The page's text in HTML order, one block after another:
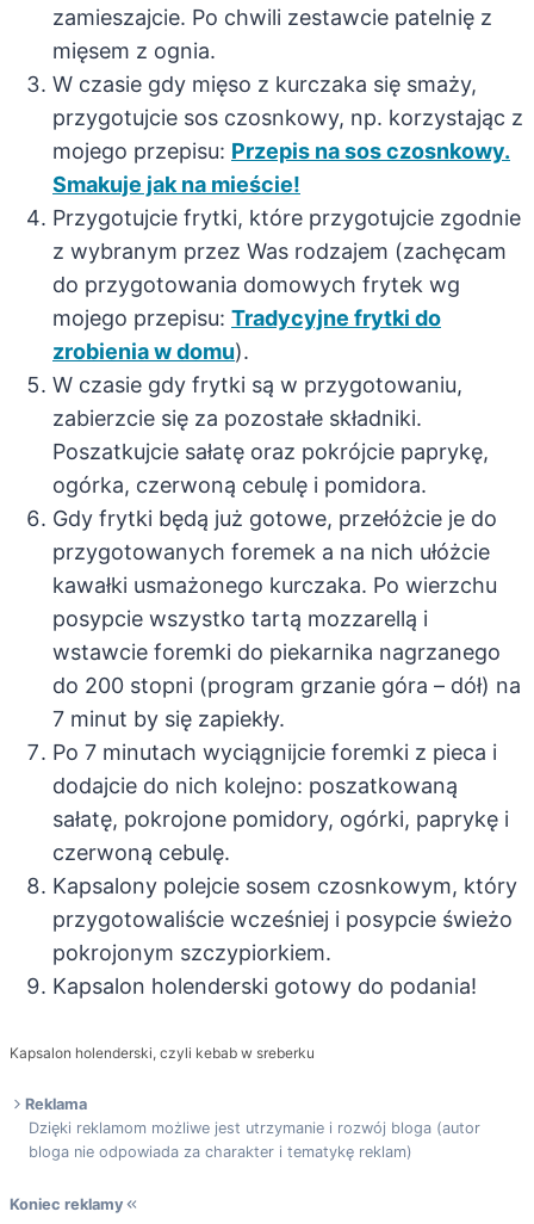
zamieszajcie. Po chwili zestawcie patelnię z
mięsem z ognia.
W czasie gdy mięso z kurczaka się smaży,
przygotujcie sos czosnkowy, np. korzystając z
mojego przepisu: Przepis na sos czosnkowy.
Smakuje jak na mieście!
Przygotujcie frytki, które przygotujcie zgodnie
z wybranym przez Was rodzajem (zachęcam
do przygotowania domowych frytek wg
mojego przepisu: Tradycyjne frytki do
zrobienia w domu).
W czasie gdy frytki są w przygotowaniu,
zabierzcie się za pozostałe składniki.
Poszatkujcie sałatę oraz pokrójcie paprykę,
ogórka, czerwoną cebulę i pomidora.
Gdy frytki będą już gotowe, przełóżcie je do
przygotowanych foremek a na nich ułóżcie
kawałki usmażonego kurczaka. Po wierzchu
posypcie wszystko tartą mozzarellą i
wstawcie foremki do piekarnika nagrzanego
do 200 stopni (program grzanie góra – dół) na
7 minut by się zapiekły.
Po 7 minutach wyciągnijcie foremki z pieca i
dodajcie do nich kolejno: poszatkowaną
sałatę, pokrojone pomidory, ogórki, paprykę i
czerwoną cebulę.
Kapsalony polejcie sosem czosnkowym, który
przygotowaliście wcześniej i posypcie świeżo
pokrojonym szczypiorkiem.
Kapsalon holenderski gotowy do podania!
Kapsalon holenderski, czyli kebab w sreberku
Reklama
Dzięki reklamom możliwe jest utrzymanie i rozwój bloga (autor
bloga nie odpowiada za charakter i tematykę reklam)
Koniec reklamy